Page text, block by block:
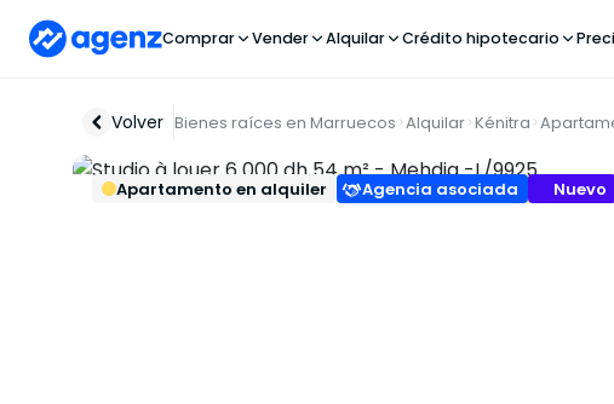
Comprar Vender Alquilar Crédito hipotecario
Volver Bienes raíces en Marruecos Alquilar Kénitra
Apartamento en alquiler Agencia asociada Nuevo